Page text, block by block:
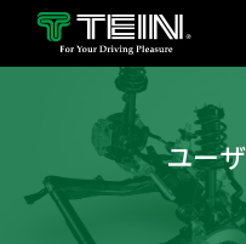
ユー